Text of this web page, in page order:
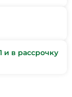
и в рассрочку